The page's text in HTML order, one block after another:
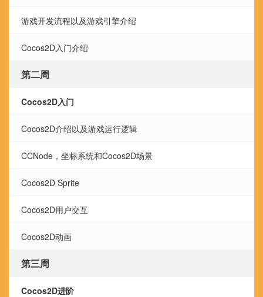
游戏开发流程以及游戏引擎介绍
Cocos2D入门介绍
第二周
Cocos2D入门
Cocos2D介绍以及游戏运行逻辑
CCNode，坐标系统和Cocos2D场景
Cocos2D Sprite
Cocos2D用户交互
Cocos2D动画
第三周
Cocos2D进阶